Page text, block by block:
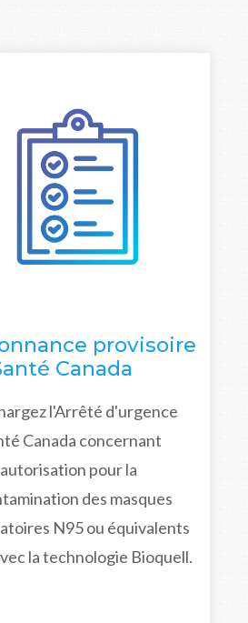
provisoire
Canada
l'Arrêté d'urgence
Canada concernant
pour la
des masques
N95 ou équivalents
la technologie Bioquell.